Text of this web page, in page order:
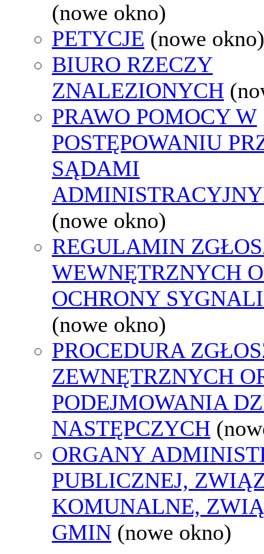
(nowe okno)
PETYCJE (nowe okno)
BIURO RZECZY
ZNALEZIONYCH
PRAWO POMOCY W
POSTĘPOWANIU
SĄDAMI
(nowe okno)
REGULAMIN
WEWNĘTRZNYCH
OCHRONY
(nowe okno)
PROCEDURA
ZEWNĘTRZNYCH
PODEJMOWANIA
NASTĘPCZYCH
ORGANY
PUBLICZNEJ,
KOMUNALNE,
GMIN (nowe okno)